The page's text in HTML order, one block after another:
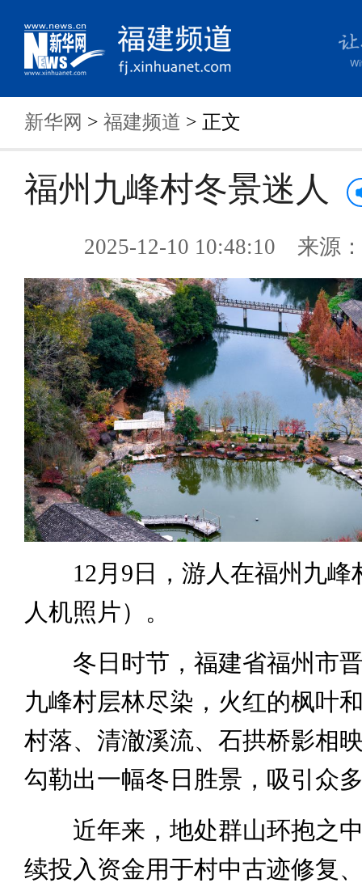
新华网 > 福建频道 > 正文
福州九峰村冬景迷人
2025-12-10 10:48:10 来源
12月9日，游人在福州九峰
人机照片）。
冬日时节，福建省福州市晋
九峰村层林尽染，火红的枫叶
村落、清澈溪流、石拱桥影相
勾勒出一幅冬日胜景，吸引众
近年来，地处群山环抱之中
续投入资金用于村中古迹修复